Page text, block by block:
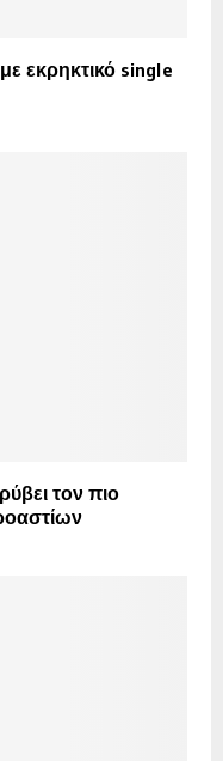
εκρηκτικό single
τον πιο